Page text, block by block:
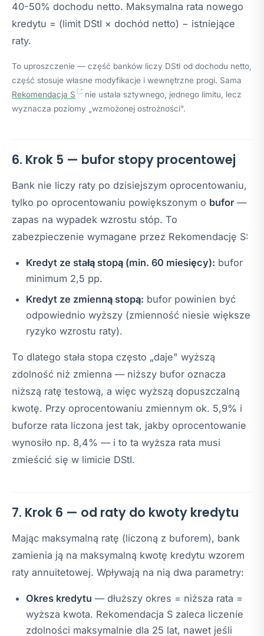
40-50% dochodu netto. Maksymalna rata nowego
kredytu = (limit DStI × dochód netto) − istniejące
raty.
To uproszczenie — część banków liczy DStI od dochodu netto,
część stosuje własne modyfikacje i wewnętrzne progi. Sama
Rekomendacja S
nie ustala sztywnego, jednego limitu, lecz
wyznacza poziomy „wzmożonej ostrożności".
6. Krok 5 — bufor stopy procentowej
Bank nie liczy raty po dzisiejszym oprocentowaniu,
tylko po oprocentowaniu powiększonym o bufor—
zapas na wypadek wzrostu stóp. To
zabezpieczenie wymagane przez Rekomendację S:
Kredyt ze stałą stopą (min. 60 miesięcy): bufor
minimum 2,5 pp.
Kredyt ze zmienną stopą: bufor powinien być
odpowiednio wyższy (zmienność niesie większe
ryzyko wzrostu raty).
To dlatego stała stopa często „daje" wyższą
zdolność niż zmienna — niższy bufor oznacza
niższą ratę testową, a więc wyższą dopuszczalną
kwotę. Przy oprocentowaniu zmiennym ok. 5,9% i
buforze rata liczona jest tak, jakby oprocentowanie
wynosiło np. 8,4% — i to ta wyższa rata musi
zmieścić się w limicie DStI.
7. Krok 6 — od raty do kwoty kredytu
Mając maksymalną ratę (liczoną z buforem), bank
zamienia ją na maksymalną kwotę kredytu wzorem
raty annuitetowej. Wpływają na nią dwa parametry:
Okres kredytu — dłuższy okres = niższa rata =
wyższa kwota. Rekomendacja S zaleca liczenie
zdolności maksymalnie dla 25 lat, nawet jeśli